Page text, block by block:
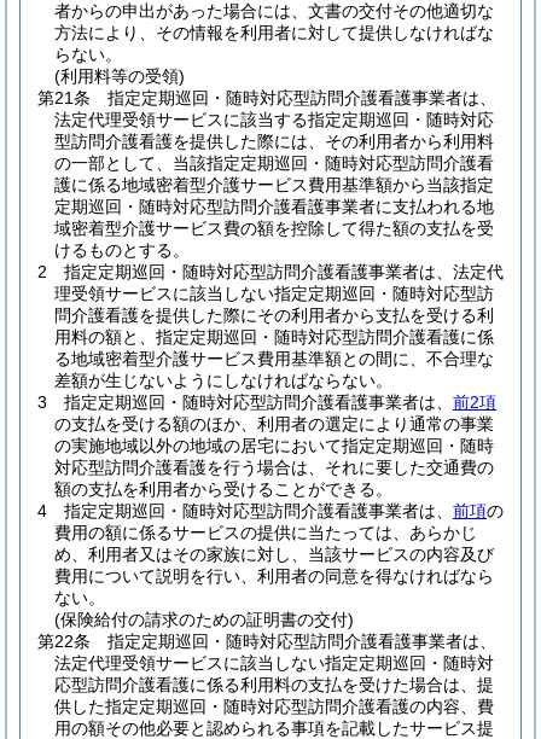
者からの申出があった場合には、文書の交付その他適切な
方法により、その情報を利用者に対して提供しなければな
らない。
(利用料等の受領)
第21条
指定定期巡回・随時対応型訪問介護看護事業者は、
法定代理受領サービスに該当する指定定期巡回・随時対応
型訪問介護看護を提供した際には、その利用者から利用料
の一部として、当該指定定期巡回・随時対応型訪問介護看
護に係る地域密着型介護サービス費用基準額から当該指定
定期巡回・随時対応型訪問介護看護事業者に支払われる地
域密着型介護サービス費の額を控除して得た額の支払を受
けるものとする。
2
指定定期巡回・随時対応型訪問介護看護事業者は、法定代
理受領サービスに該当しない指定定期巡回・随時対応型訪
問介護看護を提供した際にその利用者から支払を受ける利
用料の額と、指定定期巡回・随時対応型訪問介護看護に係
る地域密着型介護サービス費用基準額との間に、不合理な
差額が生じないようにしなければならない。
3
指定定期巡回・随時対応型訪問介護看護事業者は、 前2項
の支払を受ける額のほか、利用者の選定により通常の事業
の実施地域以外の地域の居宅において指定定期巡回・随時
対応型訪問介護看護を行う場合は、それに要した交通費の
額の支払を利用者から受けることができる。
4
指定定期巡回・随時対応型訪問介護看護事業者は、 前項の
費用の額に係るサービスの提供に当たっては、あらかじ
め、利用者又はその家族に対し、当該サービスの内容及び
費用について説明を行い、利用者の同意を得なければなら
ない。
(保険給付の請求のための証明書の交付)
第22条
指定定期巡回・随時対応型訪問介護看護事業者は、
法定代理受領サービスに該当しない指定定期巡回・随時対
応型訪問介護看護に係る利用料の支払を受けた場合は、提
供した指定定期巡回・随時対応型訪問介護看護の内容、費
用の額その他必要と認められる事項を記載したサービス提